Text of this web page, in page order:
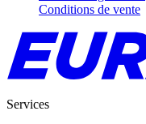
Conditions de vente
Services